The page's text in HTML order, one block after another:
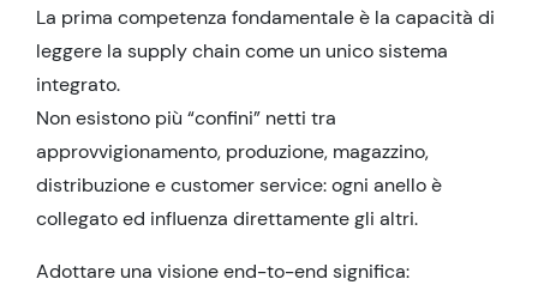
La prima competenza fondamentale è la capacità di
leggere la supply chain come un unico sistema
integrato.
Non esistono più “confini” netti tra
approvvigionamento, produzione, magazzino,
distribuzione e customer service: ogni anello è
collegato ed influenza direttamente gli altri.
Adottare una visione end-to-end significa: